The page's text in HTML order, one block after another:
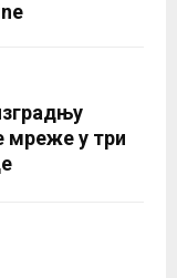
мреже у три